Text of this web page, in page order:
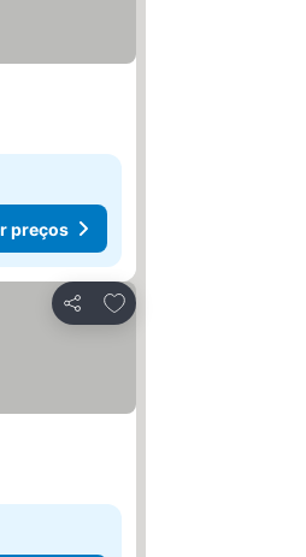
preços
Partilhar
Adicionar aos favoritos